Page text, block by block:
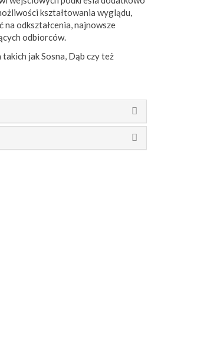
kształtowania wyglądu,
na odkształcenia, najnowsze
odbiorców.
jak Sosna, Dąb czy też